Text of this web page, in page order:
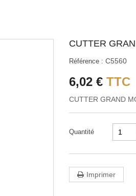
CUTTER
Référence : C5560
6,02 € TTC
CUTTER GRAND
Quantité
Imprimer